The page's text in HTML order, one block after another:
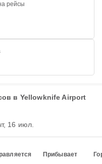
рейсы
в Yellowknife Airport
16 июл.
Прибывает